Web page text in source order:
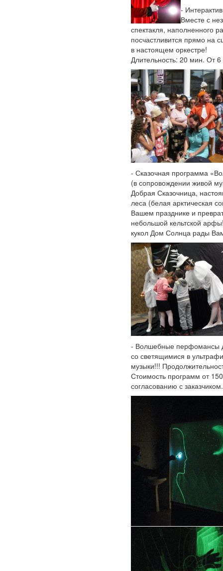
-
Вместе с
спектакля, наполненного
посчастливится прямо на
в настоящем оркестре!
Длительность: 20 мин. От 6
- Сказочная программа
(в сопровождении живой
Добрая Сказочница,
леса (белая арктическая
Вашем празднике и
небольшой кельтской
кукол Дом Солнца рады
- Волшебные перфомансы
со светящимися в
музыки!!!
Стоимость программ от
согласованию с заказчиком.